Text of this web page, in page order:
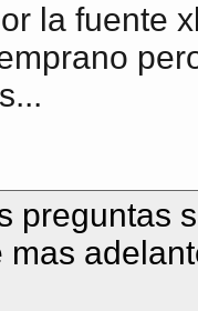
la fuente
preguntas
mas